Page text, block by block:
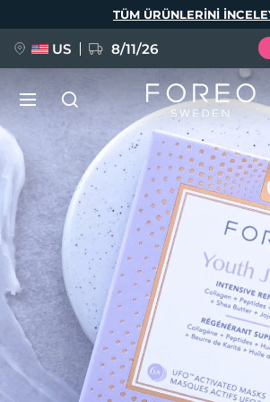
TÜM ÜRÜNLERINI
US 8/11/26
YENİ
FAQ™ Pure Beauty-Tech Elixir
BREAKING NEWS
issa™ Teeth Whitening Set
Dil Seçimi
English Deutsch
Français
Italiano
Polski
Svenska
Türkçe
简体中文